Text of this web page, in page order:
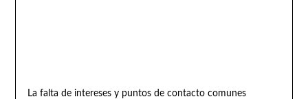
La falta de intereses y puntos de contacto comunes